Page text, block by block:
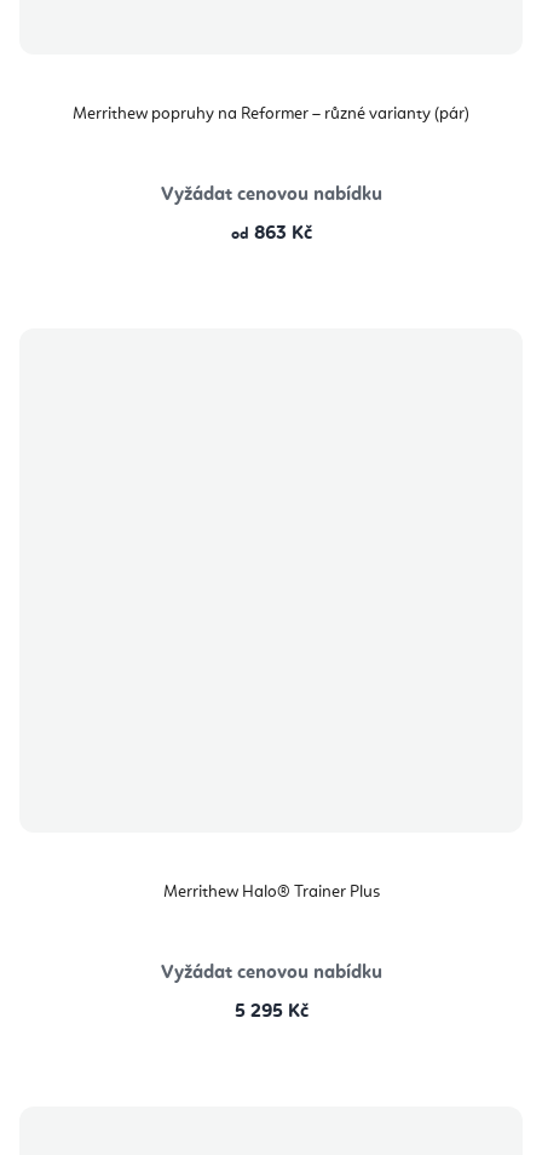
Merrithew popruhy na Reformer – různé varianty (pár)
Vyžádat cenovou nabídku
od 863 Kč
Merrithew Halo® Trainer Plus
Vyžádat cenovou nabídku
5 295 Kč